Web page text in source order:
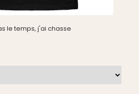
le temps, j'ai chasse